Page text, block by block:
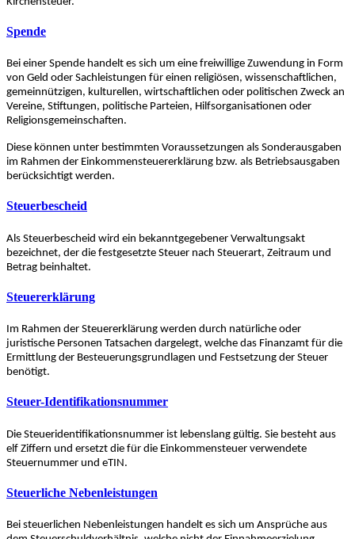
Spende
Bei einer Spende handelt es sich um eine freiwillige Zuwendung in Form
von Geld oder Sachleistungen für einen religiösen, wissenschaftlichen,
gemeinnützigen, kulturellen, wirtschaftlichen oder politischen Zweck an
Vereine, Stiftungen, politische Parteien, Hilfsorganisationen oder
Religionsgemeinschaften.
Diese können unter bestimmten Voraussetzungen als Sonderausgaben
im Rahmen der Einkommensteuererklärung bzw. als Betriebsausgaben
berücksichtigt werden.
Steuerbescheid
Als Steuerbescheid wird ein bekanntgegebener Verwaltungsakt
bezeichnet, der die festgesetzte Steuer nach Steuerart, Zeitraum und
Betrag beinhaltet.
Steuererklärung
Im Rahmen der Steuererklärung werden durch natürliche oder
juristische Personen Tatsachen dargelegt, welche das Finanzamt für die
Ermittlung der Besteuerungsgrundlagen und Festsetzung der Steuer
benötigt.
Steuer-Identifikationsnummer
Die Steueridentifikationsnummer ist lebenslang gültig. Sie besteht aus
elf Ziffern und ersetzt die für die Einkommensteuer verwendete
Steuernummer und eTIN.
Steuerliche Nebenleistungen
Bei steuerlichen Nebenleistungen handelt es sich um Ansprüche aus